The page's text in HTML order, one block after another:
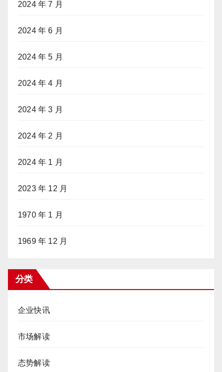
2024 年 7 月
2024 年 6 月
2024 年 5 月
2024 年 4 月
2024 年 3 月
2024 年 2 月
2024 年 1 月
2023 年 12 月
1970 年 1 月
1969 年 12 月
分类
企业快讯
市场解读
态势解读